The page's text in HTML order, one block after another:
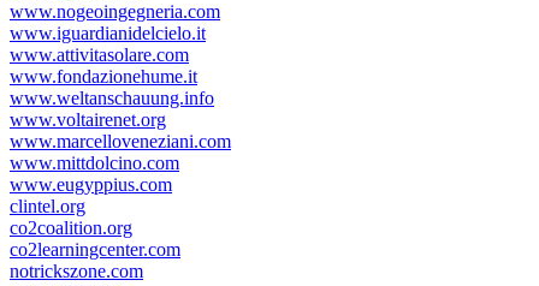
www.nogeoingegneria.com
www.iguardianidelcielo.it
www.attivitasolare.com
www.fondazionehume.it
www.weltanschauung.info
www.voltairenet.org
www.marcelloveneziani.com
www.mittdolcino.com
www.eugyppius.com
clintel.org
co2coalition.org
co2learningcenter.com
notrickszone.com